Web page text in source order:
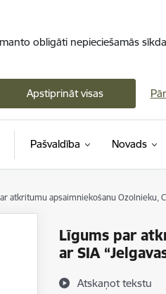
obligāti nepieciešamās
Apstiprināt visas
Pašvaldība Novads
atkritumu apsaimniekošanu Ozolnieku,
Līgums par
ar SIA
Atskaņot tekstu